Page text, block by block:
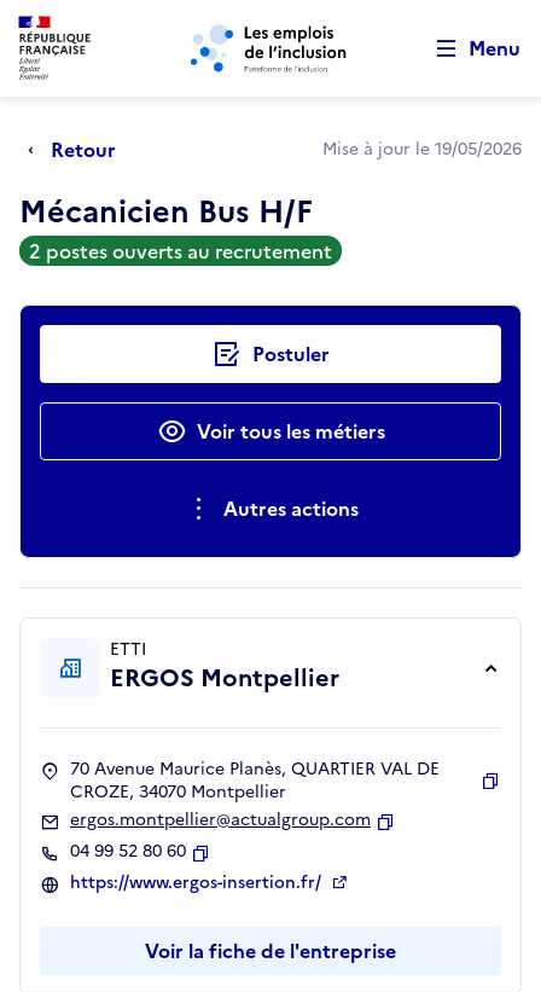
Aller au menu principal Aller au contenu principal
Menu
Retour Mise à jour le 19/05/2026
Mécanicien Bus H/F
2 postes ouverts au recrutement
Actions rapides Postuler
Voir tous les métiers
Autres actions
ETTI
ERGOS Montpellier
70 Avenue Maurice Planès, QUARTIER VAL DE
CROZE, 34070 Montpellier
ergos.montpellier@actualgroup.com
04 99 52 80 60
Copier
https://www.ergos-insertion.fr/
Voir la fiche de l'entreprise
Retour au début de la page
Panneau de gestion des cookies